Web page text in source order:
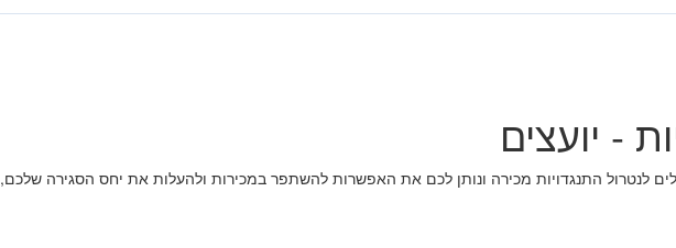
- יועצים
לנטרול התנגדויות מכירה ונותן לכם את האפשרות להשתפר במכירות ולהעלות את יחס הסגירה שלכם,